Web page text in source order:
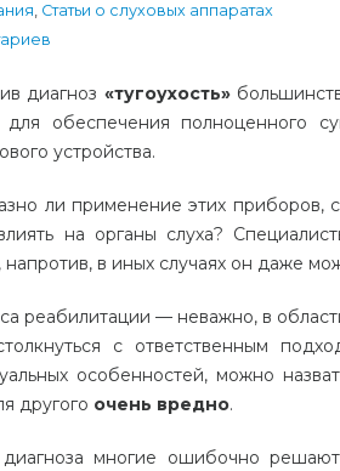
, Статьи о слуховых аппаратах
диагноз «тугоухость»
обеспечения полноценного
устройства.
ли применение этих приборов,
на органы слуха?
, напротив, в иных случаях он даже
реабилитации — неважно, в
с ответственным
особенностей, можно
другого очень вредно.
диагноза многие ошибочно